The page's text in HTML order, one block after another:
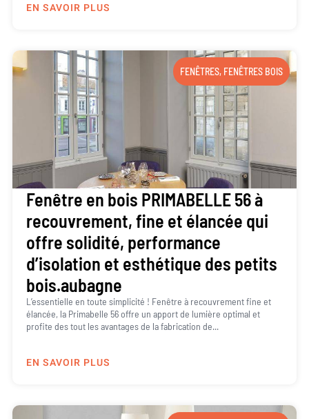
EN SAVOIR PLUS
FENÊTRES, FENÊTRES BOIS
Fenêtre en bois PRIMABELLE 56 à
recouvrement, fine et élancée qui
offre solidité, performance
d’isolation et esthétique des petits
bois.aubagne
L’essentielle en toute simplicité ! Fenêtre à recouvrement fine et
élancée, la Primabelle 56 offre un apport de lumière optimal et
profite des tout les avantages de la fabrication de...
EN SAVOIR PLUS